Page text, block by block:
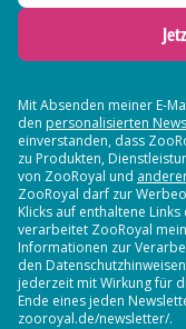
Mit Absenden meiner E-
den personalisierten
einverstanden, dass
zu Produkten,
von ZooRoyal und
ZooRoyal darf zur
Klicks auf enthaltene
verarbeitet ZooRoyal
Informationen zur
den
jederzeit mit Wirkung für
Ende eines jeden
zooroyal.de/newsletter/.